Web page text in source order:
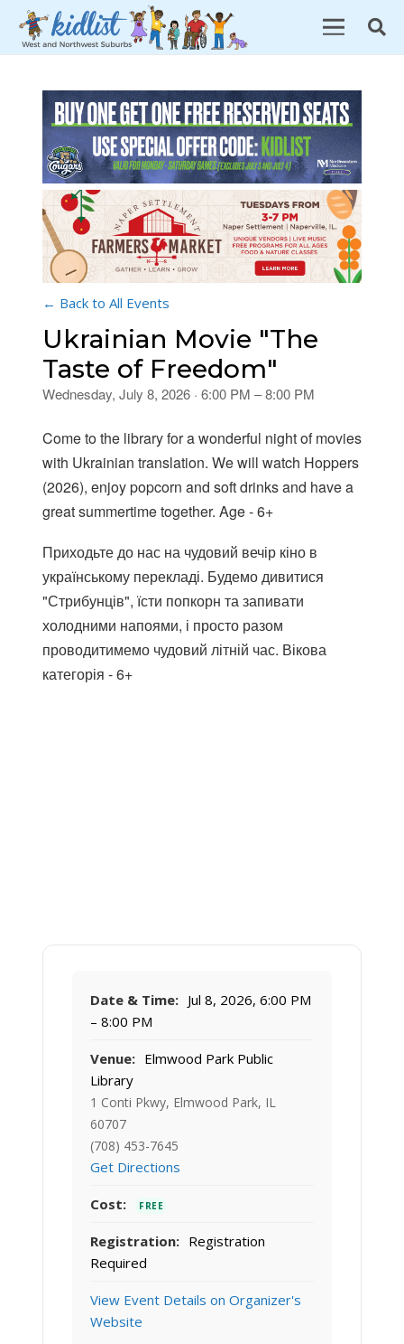
← Back to All Events
Ukrainian Movie "The
Taste of Freedom"
Wednesday, July 8, 2026 · 6:00 PM – 8:00 PM
Come to the library for a wonderful night of movies
with Ukrainian translation. We will watch Hoppers
(2026), enjoy popcorn and soft drinks and have a
great summertime together. Age - 6+
Приходьте до нас на чудовий вечір кіно в
українському перекладі. Будемо дивитися
"Стрибунців", їсти попкорн та запивати
холодними напоями, і просто разом
проводитимемо чудовий літній час. Вікова
категорія - 6+
Date & Time: Jul 8, 2026, 6:00 PM
– 8:00 PM
Venue: Elmwood Park Public
Library
1 Conti Pkwy, Elmwood Park, IL
60707
(708) 453-7645
Get Directions
Cost: FREE
Registration: Registration
Required
View Event Details on Organizer's
Website